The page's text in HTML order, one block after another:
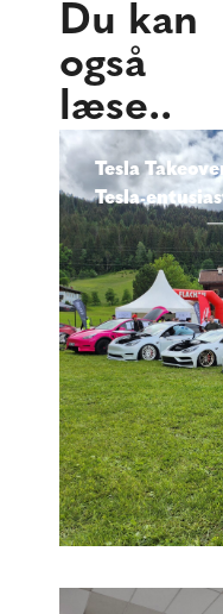
Du kan
også
læse..
Tesla
Tesla-